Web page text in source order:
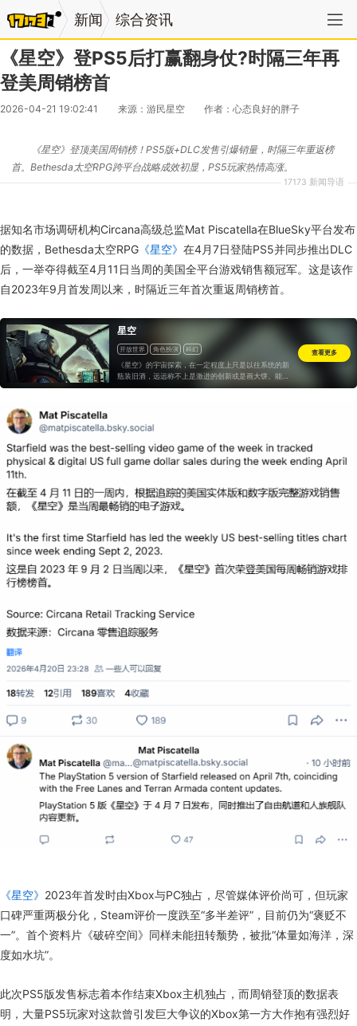
新闻 综合资讯
《星空》登PS5后打赢翻身仗?时隔三年再
登美周销榜首
2026-04-21 19:02:41 来源：游民星空 作者：心态良好的胖子
17173 新闻导语
《星空》登顶美国周销榜！PS5版+DLC发售引爆销量，时隔三年重返榜
首。Bethesda太空RPG跨平台战略成效初显，PS5玩家热情高涨。
据知名市场调研机构Circana高级总监Mat Piscatella在BlueSky平台发布
的数据，Bethesda太空RPG 《星空》 在4月7日登陆PS5并同步推出DLC
后，一举夺得截至4月11日当周的美国全平台游戏销售额冠军。这是该作
自2023年9月首发周以来，时隔近三年首次重返周销榜首。
星空
开放世界 角色扮演 科幻
《星空》的宇宙探索，在一定程度上只是以往系统的新
瓶装旧酒，远远称不上是激进的创新或是画大饼。能够
做到目前的程度，我们认为是水到渠成。
查看更多
《星空》 2023年首发时由Xbox与PC独占，尽管媒体评价尚可，但玩家
口碑严重两极分化，Steam评价一度跌至“多半差评”，目前仍为“褒贬不
一”。首个资料片《破碎空间》同样未能扭转颓势，被批“体量如海洋，深
度如水坑”。
此次PS5版发售标志着本作结束Xbox主机独占，而周销登顶的数据表
明，大量PS5玩家对这款曾引发巨大争议的Xbox第一方大作抱有强烈好